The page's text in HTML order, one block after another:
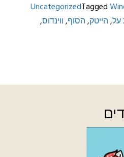
UncategorizedTagged
על,הייטק,הסוף,ווינדוס,